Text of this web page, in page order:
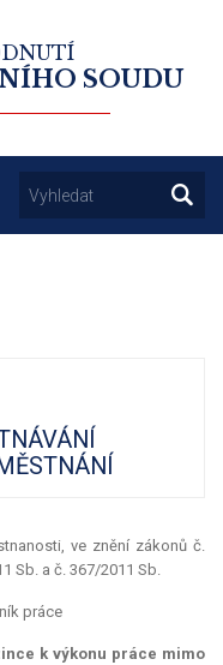
SOUDU
ve znění zákonů č.
Sb. a č. 367/2011 Sb.
práce
k výkonu práce mimo